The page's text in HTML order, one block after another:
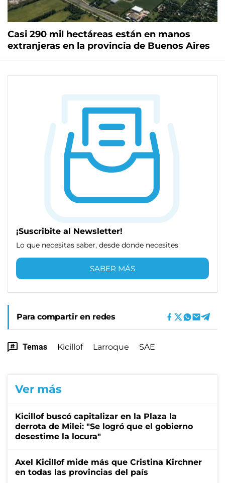
Casi 290 mil hectáreas están en manos
extranjeras en la provincia de Buenos Aires
¡Suscribite al Newsletter!
Lo que necesitas saber, desde donde necesites
SABER MÁS
Para compartir en redes
Temas Kicillof Larroque SAE
Ver más
Kicillof buscó capitalizar en la Plaza la
derrota de Milei: "Se logró que el gobierno
desestime la locura"
Axel Kicillof mide más que Cristina Kirchner
en todas las provincias del país